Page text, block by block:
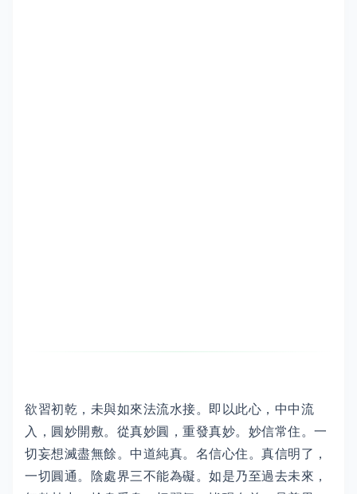
欲習初乾，未與如來法流水接。即以此心，中中流
入，圓妙開敷。從真妙圓，重發真妙。妙信常住。一
切妄想滅盡無餘。中道純真。名信心住。真信明了，
一切圓通。陰處界三不能為礙。如是乃至過去未來，